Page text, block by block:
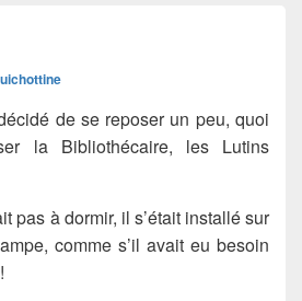
de se reposer un peu, quoi
la Bibliothécaire, les Lutins
pas à dormir, il s’était installé sur
comme s’il avait eu besoin